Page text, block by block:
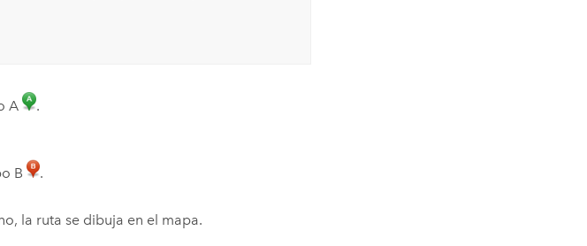
A .
B .
la ruta se dibuja en el mapa.